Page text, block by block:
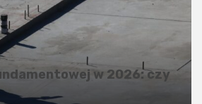
w 2026: czy